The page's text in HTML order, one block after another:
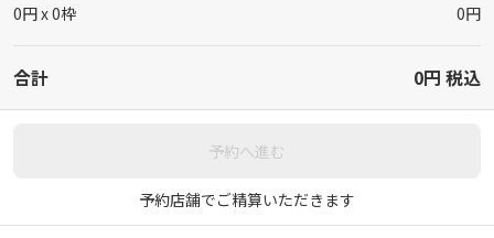
0円 x0枠 0円
合計 0円 税込
予約へ進む
予約店舗でご精算いただきます